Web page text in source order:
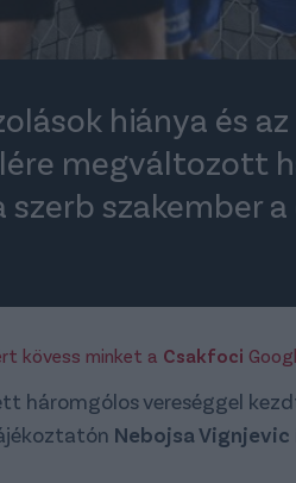
hiánya és az
megváltozott
szerb szakember
kövess minket a Csakfoci
háromgólos vereséggel
Nebojsa Vignjevic